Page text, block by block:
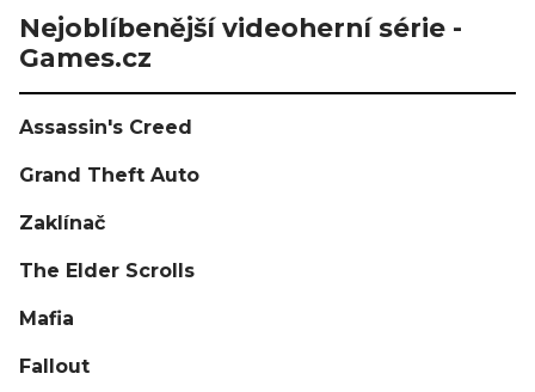
Nejoblíbenější videoherní série -
Games.cz
Assassin's Creed
Grand Theft Auto
Zaklínač
The Elder Scrolls
Mafia
Fallout